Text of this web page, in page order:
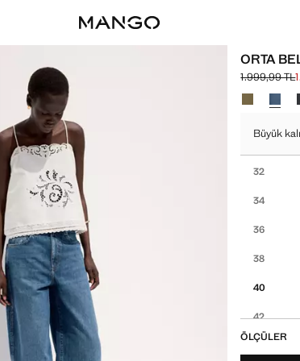
ORTA
Üstü çizili ilk
1.999,99 TL
Güncel fiyat
Bir renk
Büyük
32
34
36
38
40
42
44
ÖLÇÜLER